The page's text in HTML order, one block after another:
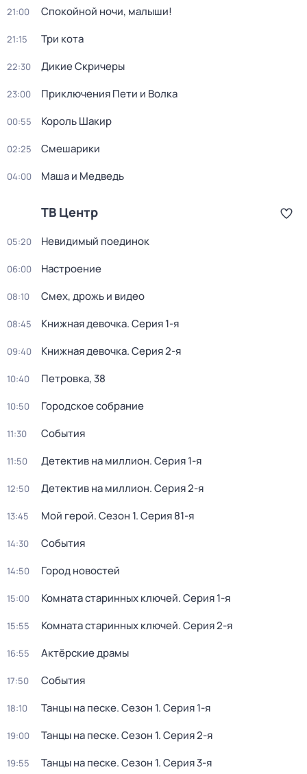
21:00 Спокойной ночи, малыши!
21:15 Три кота
22:30 Дикие Скричеры
23:00 Приключения Пети и Волка
00:55 Король Шакир
02:25 Смешарики
04:00 Маша и Медведь
ТВ Центр
05:20 Невидимый поединок
06:00 Настроение
08:10 Смех, дрожь и видео
08:45 Книжная девочка. Серия 1-я
09:40 Книжная девочка. Серия 2-я
10:40 Петровка, 38
10:50 Городское собрание
11:30 События
11:50 Детектив на миллион. Серия 1-я
12:50 Детектив на миллион. Серия 2-я
13:45 Мой герой. Сезон 1. Серия 81-я
14:30 События
14:50 Город новостей
15:00 Комната старинных ключей. Серия 1-я
15:55 Комната старинных ключей. Серия 2-я
16:55 Актёрские драмы
17:50 События
18:10 Танцы на песке. Сезон 1. Серия 1-я
19:00 Танцы на песке. Сезон 1. Серия 2-я
19:55 Танцы на песке. Сезон 1. Серия 3-я